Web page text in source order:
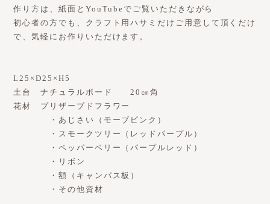
作り方は、紙面とYouTubeでご覧いただきながら
初心者の方でも、クラフト用ハサミだけご用意して頂くだけ
で、気軽にお作りいただけます。
L25×D25×H5
土台 ナチュラルボード 20㎝角
花材 プリザープドフラワー
・あじさい（モーブピンク）
・スモークツリー（レッドパープル）
・ペッパーベリー（パープルレッド）
・リボン
・額（キャンパス板）
・その他資材